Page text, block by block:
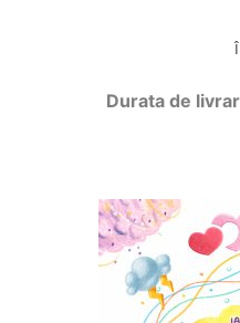
Durata de